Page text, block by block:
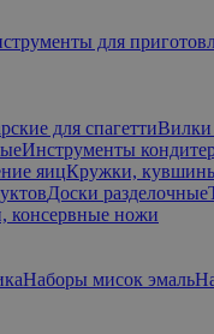
для
для спагеттиВилки
Инструменты
яицКружки,
Доски разделочные
консервные ножи
Наборы мисок эмаль